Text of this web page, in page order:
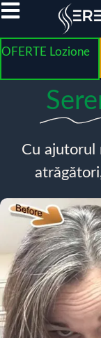
OFERTE Lozione
Cu